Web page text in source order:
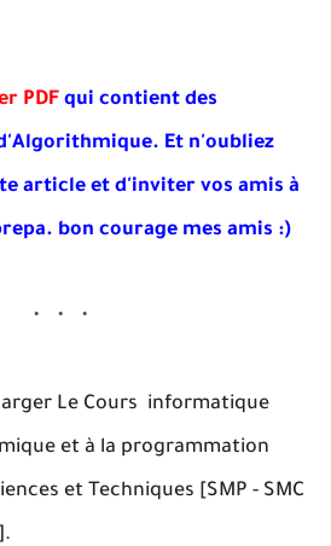
PDF qui contient des
Et n'oubliez
article et d'inviter vos amis à
. bon courage mes amis :)
Le Cours informatique
et à la programmation
et Techniques [SMP - SMC